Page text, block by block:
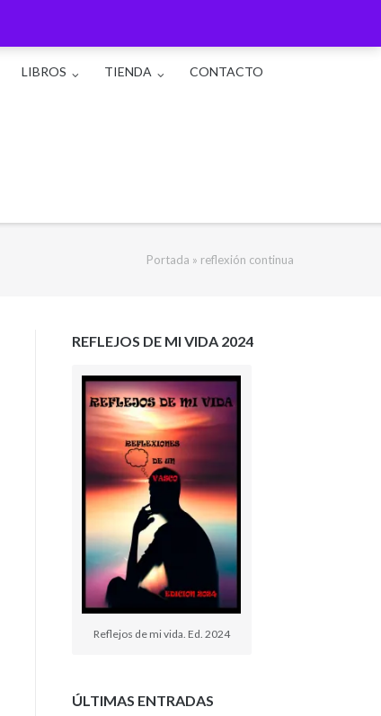
LIBROS TIENDA CONTACTO
Portada » reflexión continua
REFLEJOS DE MI VIDA 2024
Reflejos de mi vida. Ed. 2024
ÚLTIMAS ENTRADAS